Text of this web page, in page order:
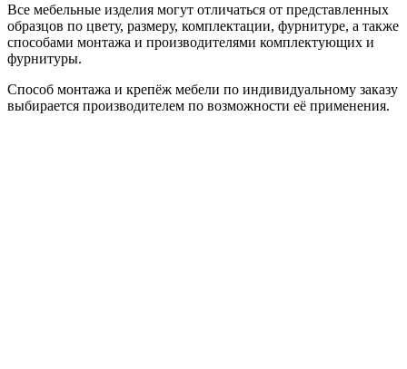
Все мебельные изделия могут отличаться от представленных
образцов по цвету, размеру, комплектации, фурнитуре, а также
способами монтажа и производителями комплектующих и
фурнитуры.
Способ монтажа и крепёж мебели по индивидуальному заказу
выбирается производителем по возможности её применения.